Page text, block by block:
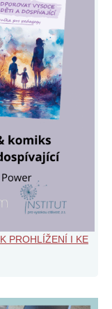
PROHLÍŽENÍ I KE